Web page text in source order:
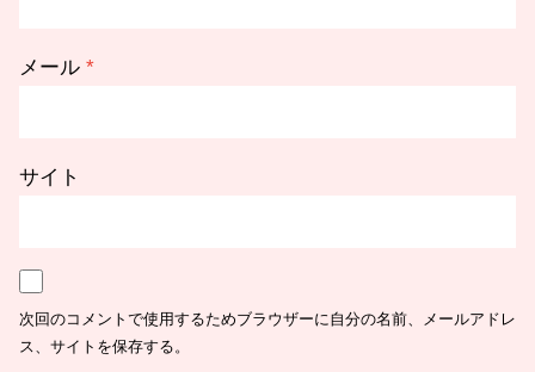
メール *
サイト
次回のコメントで使用するためブラウザーに自分の名前、メールアドレ
ス、サイトを保存する。